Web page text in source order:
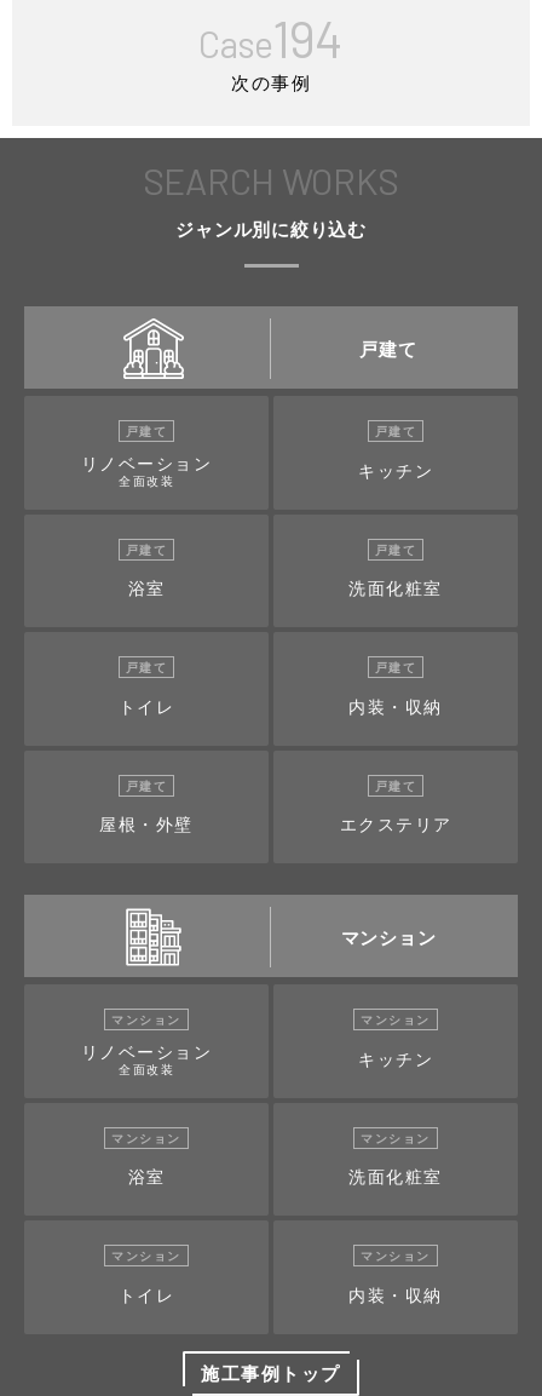
Case194
次の事例
SEARCH WORKS
ジャンル別に絞り込む
戸建て
戸建て
リノベーション
全面改装
戸建て
キッチン
戸建て
浴室
戸建て
洗面化粧室
戸建て
トイレ
戸建て
内装・収納
戸建て
屋根・外壁
戸建て
エクステリア
マンション
マンション
リノベーション
全面改装
マンション
キッチン
マンション
浴室
マンション
洗面化粧室
マンション
トイレ
マンション
内装・収納
施工事例トップ